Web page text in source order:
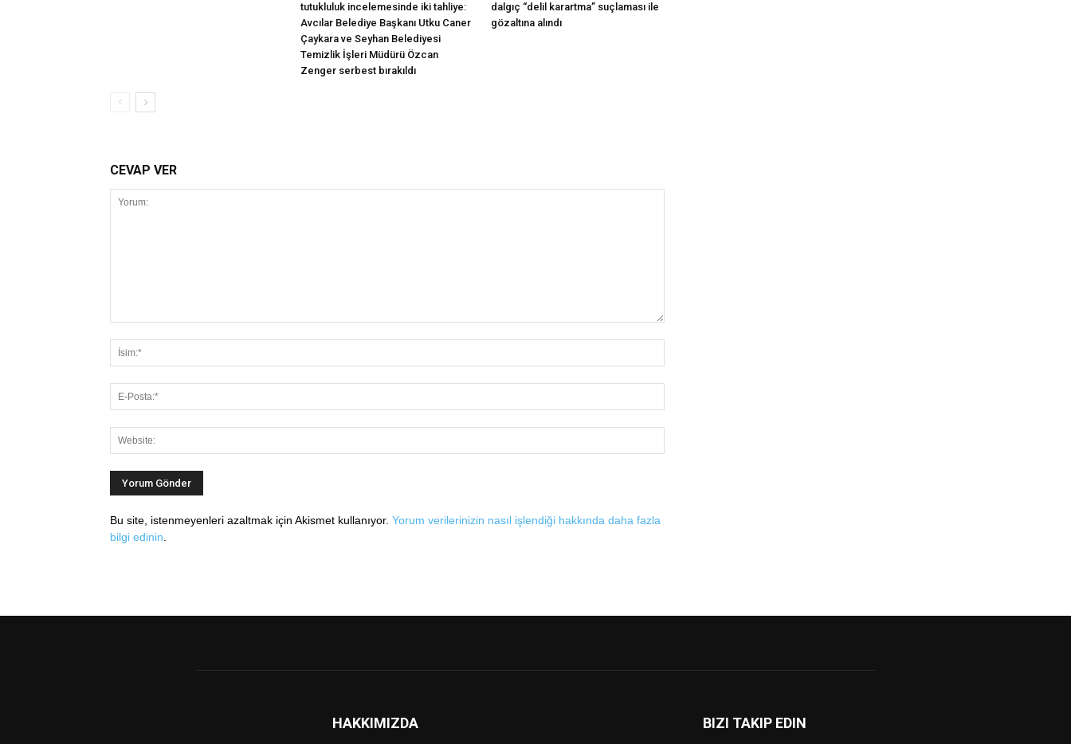
tutukluluk incelemesinde iki tahliye:
Avcılar Belediye Başkanı Utku Caner
Çaykara ve Seyhan Belediyesi
Temizlik İşleri Müdürü Özcan
Zenger serbest bırakıldı
dalgıç “delil karartma” suçlaması ile
gözaltına alındı
CEVAP VER
Bu site, istenmeyenleri azaltmak için Akismet kullanıyor. Yorum verilerinizin nasıl işlendiği hakkında daha fazla
bilgi edinin
HAKKIMIZDA BIZI TAKIP EDIN